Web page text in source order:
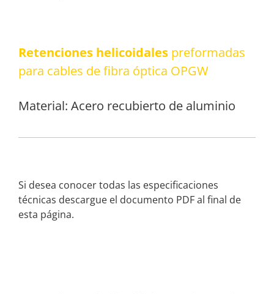
Retenciones helicoidalespreformadas
para cables de fibra óptica OPGW
Material: Acero recubierto de aluminio
Si desea conocer todas las especificaciones
técnicas descargue el documento PDF al final de
esta página.